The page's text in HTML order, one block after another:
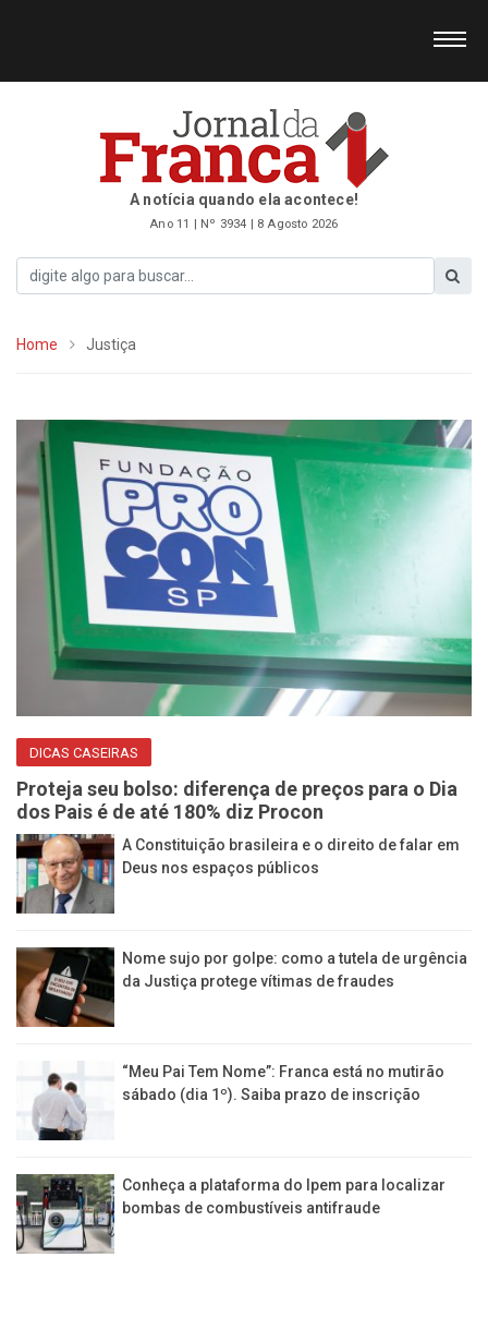
A notícia quando ela acontece!
Ano 11 | Nº 3934 | 8 Agosto 2026
Home Justiça
DICAS CASEIRAS
Proteja seu bolso: diferença de preços para o Dia
dos Pais é de até 180% diz Procon
A Constituição brasileira e o direito de falar em
Deus nos espaços públicos
Nome sujo por golpe: como a tutela de urgência
da Justiça protege vítimas de fraudes
“Meu Pai Tem Nome”: Franca está no mutirão
sábado (dia 1º). Saiba prazo de inscrição
Conheça a plataforma do Ipem para localizar
bombas de combustíveis antifraude